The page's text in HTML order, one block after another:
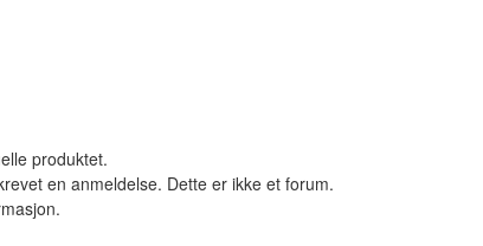
produktet.
en anmeldelse. Dette er ikke et forum.